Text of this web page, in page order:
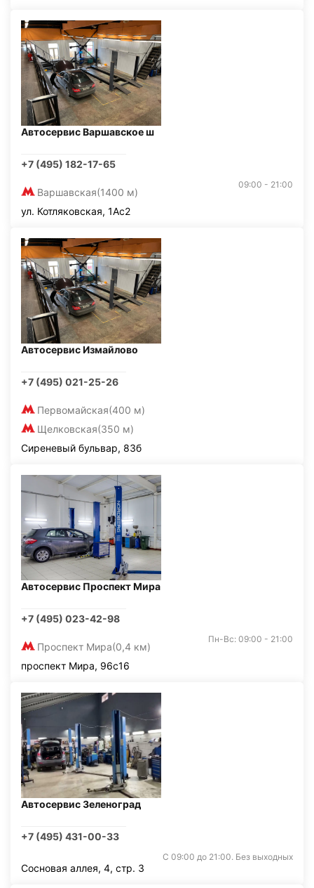
Автосервис Варшавское ш
+7 (495) 182-17-65
Варшавская(1400 м)
09:00 - 21:00
ул. Котляковская, 1Ас2
Автосервис Измайлово
+7 (495) 021-25-26
Первомайская(400 м)
Щелковская(350 м)
Сиреневый бульвар, 83б
Автосервис Проспект Мира
+7 (495) 023-42-98
Проспект Мира(0,4 км)
Пн-Вс: 09:00 - 21:00
проспект Мира, 96с16
Автосервис Зеленоград
+7 (495) 431-00-33
С 09:00 до 21:00. Без выходных
Сосновая аллея, 4, стр. 3